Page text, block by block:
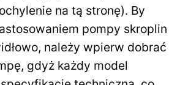
na tą stronę). By
pompy skroplin
należy wpierw dobrać
gdyż każdy model